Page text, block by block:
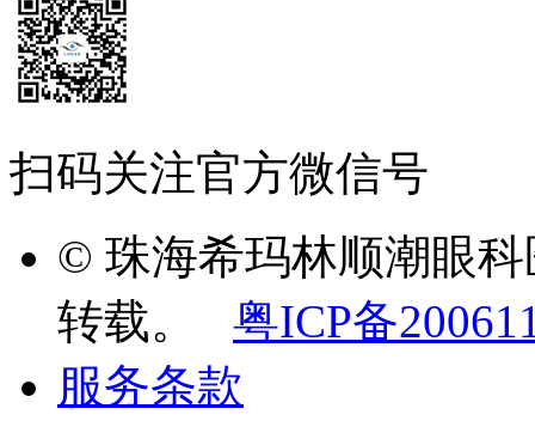
扫码关注官方微信号
© 珠海希玛林顺潮眼
转载。
粤ICP备
服务条款